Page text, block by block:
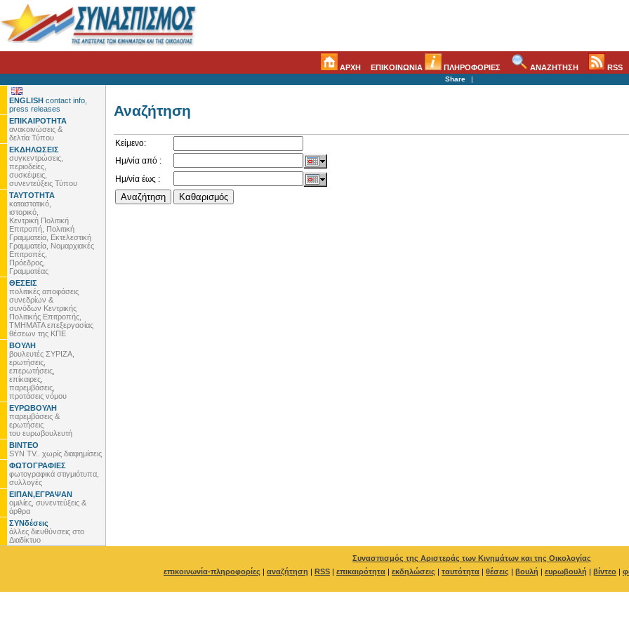
ΑΡΧΗ ΕΠΙΚΟΙΝΩΝΙΑ ΠΛΗΡΟΦΟΡΙΕΣ ΑΝΑΖΗΤΗΣΗ RSS
Share |
ENGLISH contact info,
press releases
ΕΠΙΚΑΙΡΟΤΗΤΑ
ανακοινώσεις &
δελτία Τύπου
ΕΚΔΗΛΩΣΕΙΣ
συγκεντρώσεις,
περιοδείες,
συσκέψεις,
συνεντεύξεις Τύπου
ΤΑΥΤΟΤΗΤΑ
καταστατικό,
ιστορικό,
Κεντρική Πολιτική
Επιτροπή, Πολιτική
Γραμματεία, Εκτελεστική
Γραμματεία, Νομαρχιακές
Επιτροπές,
Πρόεδρος,
Γραμματέας
ΘΕΣΕΙΣ
πολιτικές αποφάσεις
συνεδρίων &
συνόδων Κεντρικής
Πολιτικής Επιτροπής,
ΤΜΗΜΑΤΑ επεξεργασίας
θέσεων της ΚΠΕ
ΒΟΥΛΗ
βουλευτές ΣΥΡΙΖΑ,
ερωτήσεις,
επερωτήσεις,
επίκαιρες,
παρεμβάσεις,
προτάσεις νόμου
ΕΥΡΩΒΟΥΛΗ
παρεμβάσεις &
ερωτήσεις
του ευρωβουλευτή
ΒΙΝΤΕΟ
SYN TV.. χωρίς διαφημίσεις
ΦΩΤΟΓΡΑΦΙΕΣ
φωτογραφικά στιγμιότυπα,
συλλογές
ΕΙΠΑΝ,ΕΓΡΑΨΑΝ
ομιλίες, συνεντεύξεις &
άρθρα
ΣΥΝδέσεις
άλλες διευθύνσεις στο
Διαδίκτυο
Αναζήτηση
Κείμενο:
Ημ/νία από :
Ημ/νία έως :
Συνασπισμός της Αριστεράς των Κινημάτων και της Οικολογίας
επικοινωνία-πληροφορίες | αναζήτηση | RSS | επικαιρότητα | εκδηλώσεις | ταυτότητα | θέσεις | βουλή | ευρωβουλή | βίντεο |